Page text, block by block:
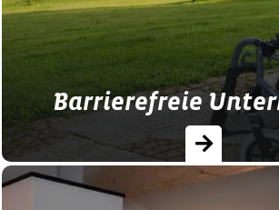
Unterkunft finden!
Barrierefreie